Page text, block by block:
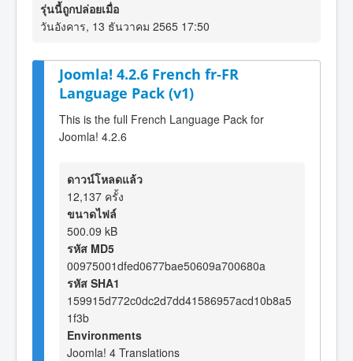
รุ่นนี้ถูกปล่อยเมื่อ
วันอังคาร, 13 ธันวาคม 2565 17:50
Joomla! 4.2.6 French fr-FR
Language Pack (v1)
This is the full French Language Pack for
Joomla! 4.2.6
ดาวน์โหลดแล้ว
12,137 ครั้ง
ขนาดไฟล์
500.09 kB
รหัส MD5
00975001dfed0677bae50609a700680a
รหัส SHA1
159915d772c0dc2d7dd41586957acd10b8a5
1f3b
Environments
Joomla! 4 Translations